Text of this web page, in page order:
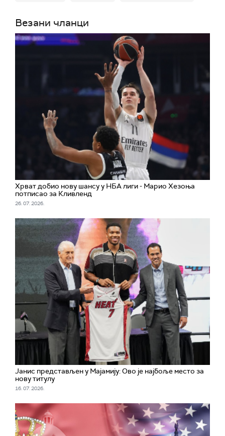
Везани чланци
Хрват добио нову шансу у НБА лиги - Марио Хезоња
потписао за Кливленд
26. 07. 2026.
Јанис представљен у Мајамију: Ово је најбоље место за
нову титулу
16. 07. 2026.